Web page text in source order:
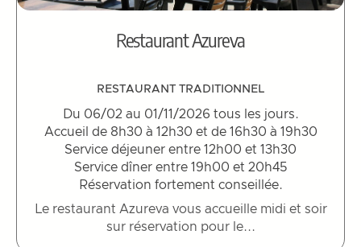
Restaurant Azureva
RESTAURANT TRADITIONNEL
Du 06/02 au 01/11/2026 tous les jours.
Accueil de 8h30 à 12h30 et de 16h30 à 19h30
Service déjeuner entre 12h00 et 13h30
Service dîner entre 19h00 et 20h45
Réservation fortement conseillée.
Le restaurant Azureva vous accueille midi et soir
sur réservation pour le...